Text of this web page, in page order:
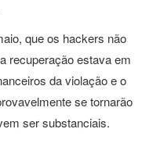
que os hackers não
recuperação estava em
da violação e o
se tornarão
ser substanciais.